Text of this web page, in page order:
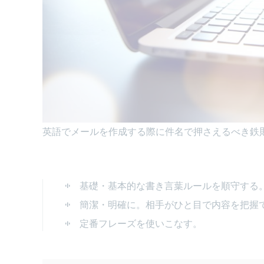
英語でメールを作成する際に件名で押さえるべき鉄
基礎・基本的な書き言葉ルールを順守する
簡潔・明確に。相手がひと目で内容を把握
定番フレーズを使いこなす。